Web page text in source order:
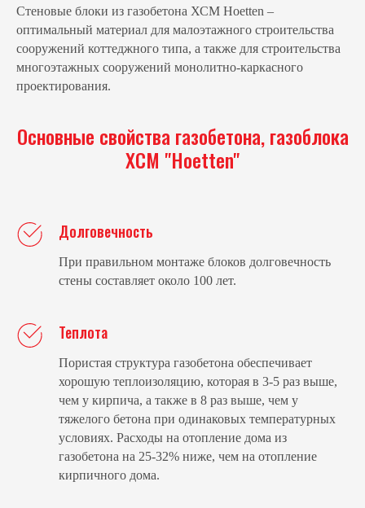
Стеновые блоки из газобетона ХСМ Hoetten –
оптимальный материал для малоэтажного строительства
сооружений коттеджного типа, а также для строительства
многоэтажных сооружений монолитно-каркасного
проектирования.
Основные свойства газобетона, газоблока
ХСМ "Hoetten"
Долговечность
При правильном монтаже блоков долговечность
стены составляет около 100 лет.
Теплота
Пористая структура газобетона обеспечивает
хорошую теплоизоляцию, которая в 3-5 раз выше,
чем у кирпича, а также в 8 раз выше, чем у
тяжелого бетона при одинаковых температурных
условиях. Расходы на отопление дома из
газобетона на 25-32% ниже, чем на отопление
кирпичного дома.